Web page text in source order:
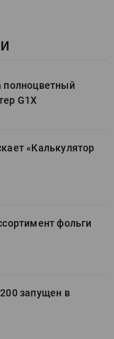
полноцветный
G1X
«Калькулятор
фольги
запущен в